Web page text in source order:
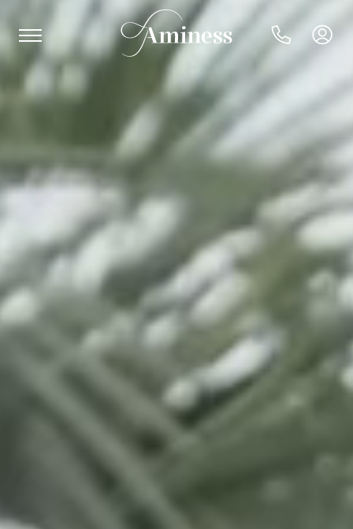
HR
Hotel e resort
Campeggi
Offerte speciali
Destinazioni
Tipi di vacanza
Programma Ami Loyalty